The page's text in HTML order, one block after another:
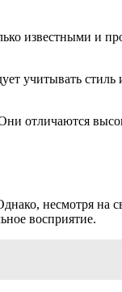
известными и
учитывать стиль
отличаются
несмотря на
восприятие.